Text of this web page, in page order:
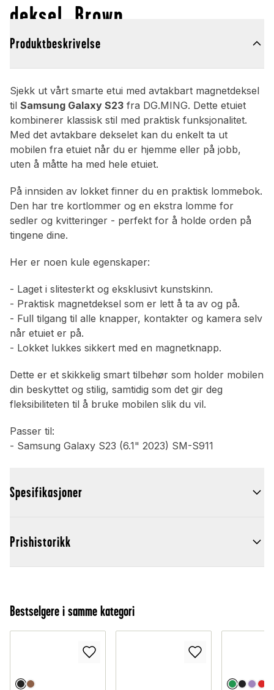
deksel, Brown
Produktbeskrivelse
Sjekk ut vårt smarte etui med avtakbart magnetdeksel
til Samsung Galaxy S23 fra DG.MING. Dette etuiet
kombinerer klassisk stil med praktisk funksjonalitet.
Med det avtakbare dekselet kan du enkelt ta ut
mobilen fra etuiet når du er hjemme eller på jobb,
uten å måtte ha med hele etuiet.
På innsiden av lokket finner du en praktisk lommebok.
Den har tre kortlommer og en ekstra lomme for
sedler og kvitteringer - perfekt for å holde orden på
tingene dine.
Her er noen kule egenskaper:
- Laget i slitesterkt og eksklusivt kunstskinn.
- Praktisk magnetdeksel som er lett å ta av og på.
- Full tilgang til alle knapper, kontakter og kamera selv
når etuiet er på.
- Lokket lukkes sikkert med en magnetknapp.
Dette er et skikkelig smart tilbehør som holder mobilen
din beskyttet og stilig, samtidig som det gir deg
fleksibiliteten til å bruke mobilen slik du vil.
Passer til:
- Samsung Galaxy S23 (6.1" 2023) SM-S911
Spesifikasjoner
Prishistorikk
Bestselgere i samme kategori